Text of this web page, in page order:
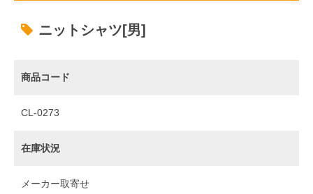
ニットシャツ[男]
商品コード
CL-0273
在庫状況
メーカー取寄せ